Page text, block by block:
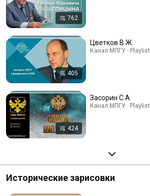
762
405
Цветков В.Ж.
Канал МПГУ · Playlist
424
Засорин С.А.
Канал МПГУ · Playlist
Исторические зарисовки